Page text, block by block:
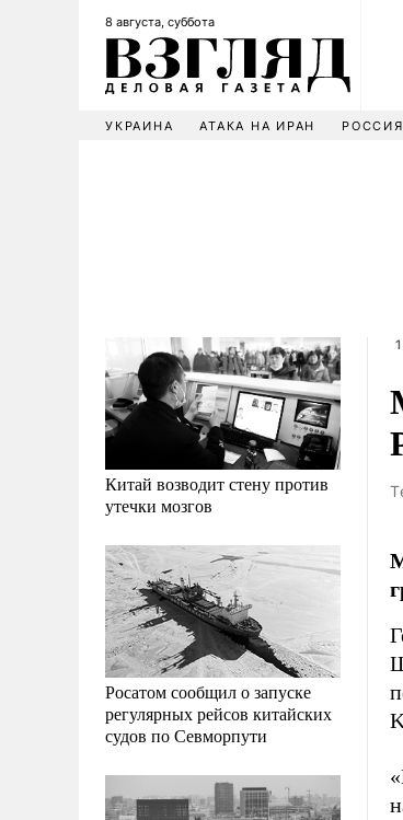
8 августа, суббота
УКРАИНА АТАКА НА ИРАН
Китай возводит стену против
утечки мозгов
Росатом сообщил о запуске
регулярных рейсов китайских
судов по Севморпути